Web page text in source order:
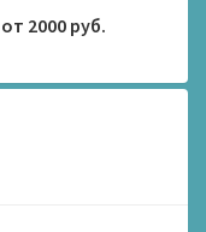
2000 руб.